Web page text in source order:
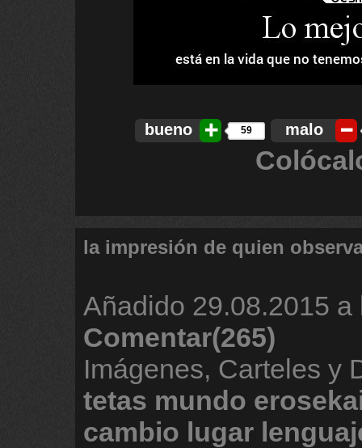
bueno 59 malo
la impresión de quien
Añadido 29.08.2015 a
Comentar(265)
Imágenes, Carteles y
tetas mundo
cambio lugar